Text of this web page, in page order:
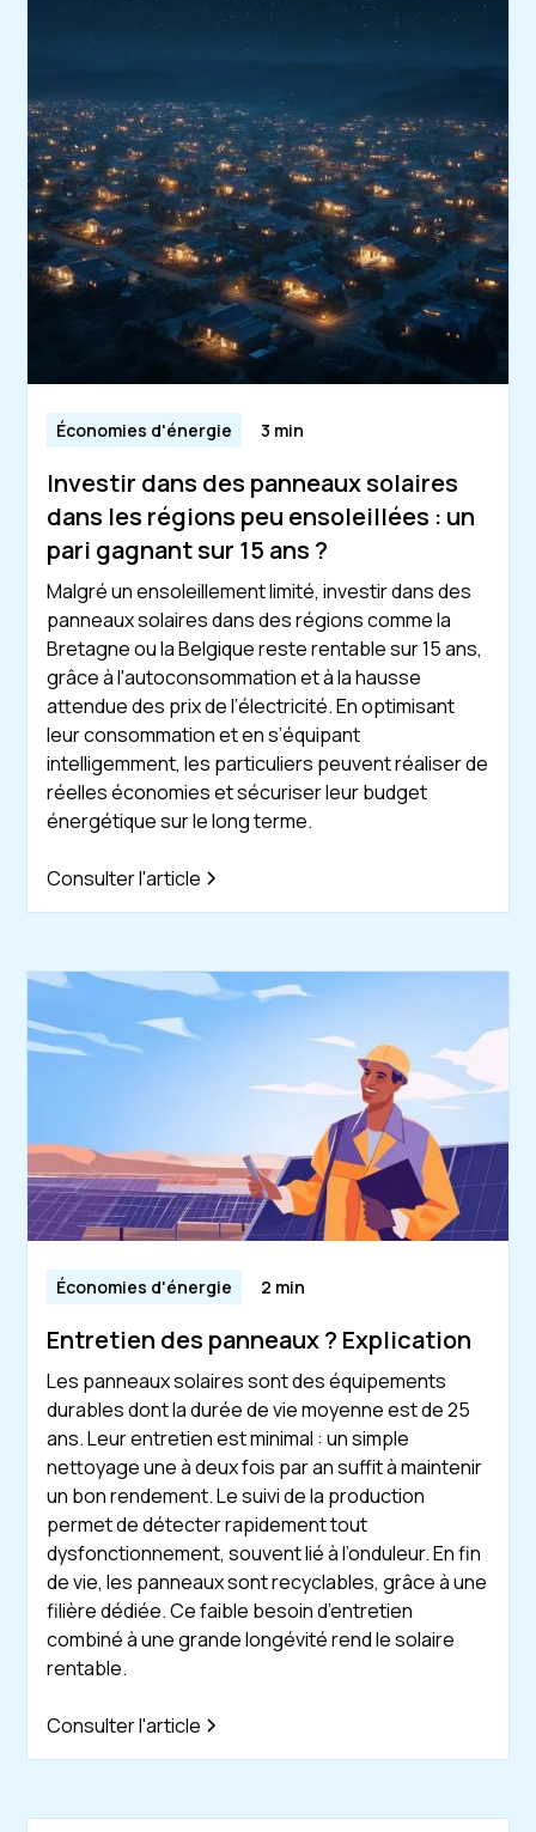
Économies d'énergie 3 min
Investir dans des panneaux solaires
dans les régions peu ensoleillées : un
pari gagnant sur 15 ans ?
Malgré un ensoleillement limité, investir dans des
panneaux solaires dans des régions comme la
Bretagne ou la Belgique reste rentable sur 15 ans,
grâce à l'autoconsommation et à la hausse
attendue des prix de l’électricité. En optimisant
leur consommation et en s’équipant
intelligemment, les particuliers peuvent réaliser de
réelles économies et sécuriser leur budget
énergétique sur le long terme.
Consulter l'article
Économies d'énergie 2 min
Entretien des panneaux ? Explication
Les panneaux solaires sont des équipements
durables dont la durée de vie moyenne est de 25
ans. Leur entretien est minimal : un simple
nettoyage une à deux fois par an suffit à maintenir
un bon rendement. Le suivi de la production
permet de détecter rapidement tout
dysfonctionnement, souvent lié à l’onduleur. En fin
de vie, les panneaux sont recyclables, grâce à une
filière dédiée. Ce faible besoin d’entretien
combiné à une grande longévité rend le solaire
rentable.
Consulter l'article